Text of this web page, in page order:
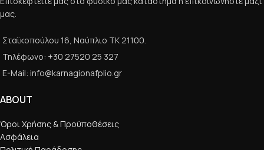
μας.
Σταϊκοπούλου 16, Ναύπλιο ΤΚ 21100.
Τηλέφωνο: +30 27520 25 327
E-Mail: info@karnagionafplio.gr
ABOUT
Όροι Χρήσης & Προϋποθέσεις
Ασφάλεια